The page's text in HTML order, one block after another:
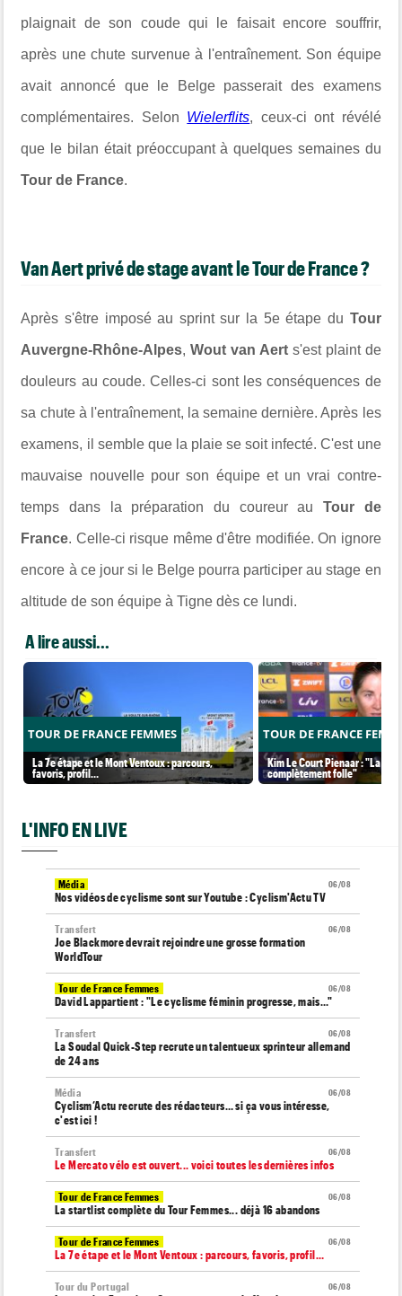
plaignait de son coude qui le faisait encore souffrir,
après une chute survenue à l'entraînement. Son équipe
avait annoncé que le Belge passerait des examens
complémentaires. Selon Wielerflits, ceux-ci ont révélé
que le bilan était préoccupant à quelques semaines du
Tour de France.
Van Aert privé de stage avant le Tour de France ?
Après s'être imposé au sprint sur la 5e étape du Tour
Auvergne-Rhône-Alpes,Wout van Aert s'est plaint de
douleurs au coude. Celles-ci sont les conséquences de
sa chute à l'entraînement, la semaine dernière. Après les
examens, il semble que la plaie se soit infecté. C'est une
mauvaise nouvelle pour son équipe et un vrai contre-
temps dans la préparation du coureur au Tour de
France. Celle-ci risque même d'être modifiée. On ignore
encore à ce jour si le Belge pourra participer au stage en
altitude de son équipe à Tigne dès ce lundi.
A lire aussi...
TOUR DE FRANCE FEMMES
La 7e étape et le Mont Ventoux : parcours,
favoris, profil…
TOUR DE FRANCE
Kim Le Court Pienaar : "La
complètement folle"
L'INFO EN LIVE
06/08
Média
Nos vidéos de cyclisme sont sur Youtube : Cyclism'Actu TV
06/08
Transfert
Joe Blackmore devrait rejoindre une grosse formation
WorldTour
06/08
Tour de France Femmes
David Lappartient : "Le cyclisme féminin progresse, mais…"
06/08
Transfert
La Soudal Quick-Step recrute un talentueux sprinteur allemand
de 24 ans
06/08
Média
Cyclism’Actu recrute des rédacteurs… si ça vous intéresse,
c'est ici !
06/08
Transfert
Le Mercato vélo est ouvert... voici toutes les dernières infos
06/08
Tour de France Femmes
La startlist complète du Tour Femmes... déjà 16 abandons
06/08
Tour de France Femmes
La 7e étape et le Mont Ventoux : parcours, favoris, profil…
06/08
Tour du Portugal